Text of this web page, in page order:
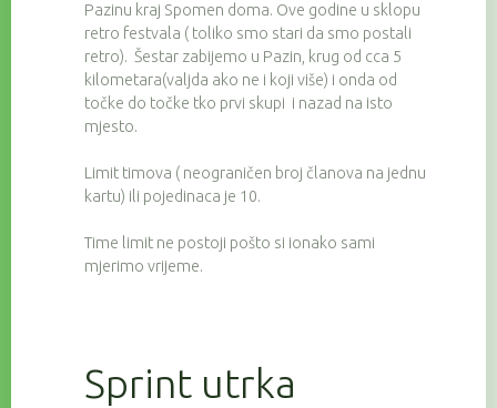
Pazinu kraj Spomen doma. Ove godine u sklopu
retro festvala ( toliko smo stari da smo postali
retro). Šestar zabijemo u Pazin, krug od cca 5
kilometara(valjda ako ne i koji više) i onda od
točke do točke tko prvi skupi i nazad na isto
mjesto.
Limit timova ( neograničen broj članova na jednu
kartu) ili pojedinaca je 10.
Time limit ne postoji pošto si ionako sami
mjerimo vrijeme.
Sprint utrka